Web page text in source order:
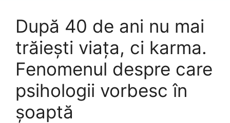
După 40 de ani nu mai
trăiești viața, ci karma.
Fenomenul despre care
psihologii vorbesc în
șoaptă